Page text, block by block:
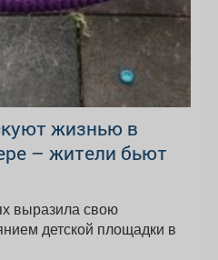
жизнью в
– жители бьют
выразила свою
детской площадки в